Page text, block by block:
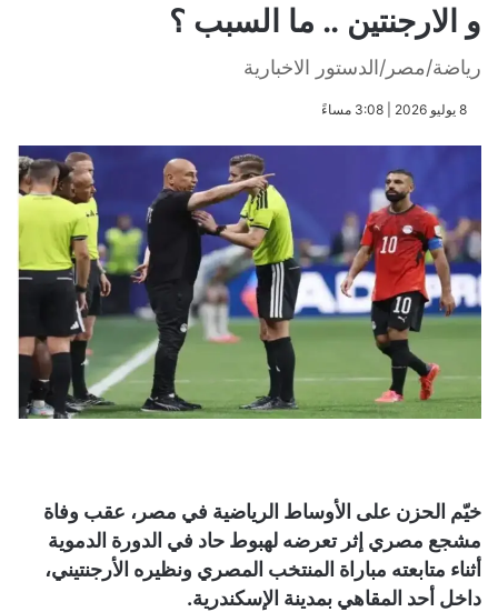
و الارجنتين .. ما السبب ؟
رياضة/مصر/الدستور الاخبارية
​8 يوليو 2026 | 3:08 مساءً
خيّم الحزن على الأوساط الرياضية في مصر، عقب وفاة
مشجع مصري إثر تعرضه لهبوط حاد في الدورة الدموية
أثناء متابعته مباراة المنتخب المصري ونظيره الأرجنتيني،
داخل أحد المقاهي بمدينة الإسكندرية.